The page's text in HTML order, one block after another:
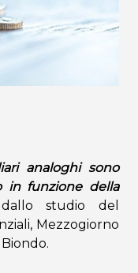
analoghi sono
in funzione della
studio del
Mezzogiorno